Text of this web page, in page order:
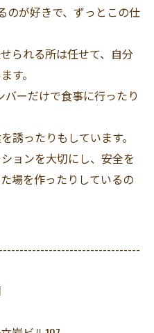
のが好きで、ずっとこの仕
られる所は任せて、自分
す。
ーだけで食事に行ったり
誘ったりもしています。
ョンを大切にし、安全を
場を作ったりしているの